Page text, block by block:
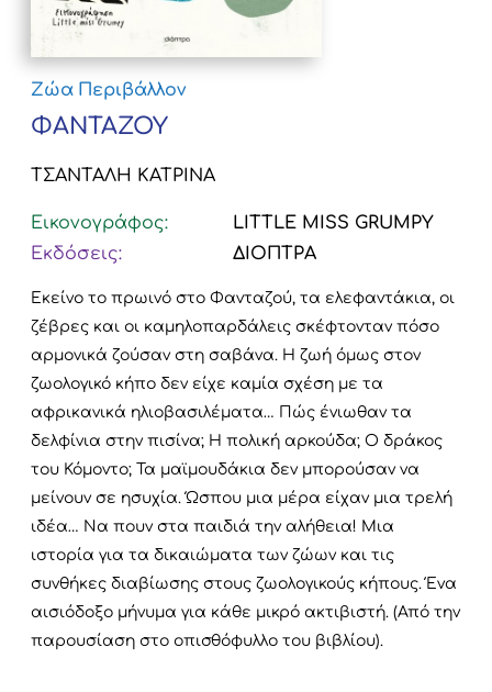
Ζώα Περιβάλλον
ΦΑΝΤΑΖΟΥ
ΤΣΑΝΤΑΛΗ ΚΑΤΡΙΝΑ
Εικονογράφος:
LITTLE MISS GRUMPY
Εκδόσεις:
ΔΙΟΠΤΡΑ
Εκείνο το πρωινό στο Φανταζού, τα ελεφαντάκια, οι
ζέβρες και οι καμηλοπαρδάλεις σκέφτονταν πόσο
αρμονικά ζούσαν στη σαβάνα. Η ζωή όμως στον
ζωολογικό κήπο δεν είχε καμία σχέση με τα
αφρικανικά ηλιοβασιλέματα… Πώς ένιωθαν τα
δελφίνια στην πισίνα; Η πολική αρκούδα; Ο δράκος
του Κόμοντο; Τα μαϊμουδάκια δεν μπορούσαν να
μείνουν σε ησυχία. Ώσπου μια μέρα είχαν μια τρελή
ιδέα… Να πουν στα παιδιά την αλήθεια! Μια
ιστορία για τα δικαιώματα των ζώων και τις
συνθήκες διαβίωσης στους ζωολογικούς κήπους. Ένα
αισιόδοξο μήνυμα για κάθε μικρό ακτιβιστή. (Από την
παρουσίαση στο οπισθόφυλλο του βιβλίου).